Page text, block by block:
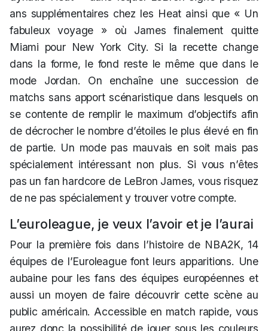
ans supplémentaires chez les Heat ainsi que « Un
fabuleux voyage » où James finalement quitte
Miami pour New York City. Si la recette change
dans la forme, le fond reste le même que dans le
mode Jordan. On enchaîne une succession de
matchs sans apport scénaristique dans lesquels on
se contente de remplir le maximum d’objectifs afin
de décrocher le nombre d’étoiles le plus élevé en fin
de partie. Un mode pas mauvais en soit mais pas
spécialement intéressant non plus. Si vous n’êtes
pas un fan hardcore de LeBron James, vous risquez
de ne pas spécialement y trouver votre compte.
L’euroleague, je veux l’avoir et je l’aurai
Pour la première fois dans l’histoire de NBA2K, 14
équipes de l’Euroleague font leurs apparitions. Une
aubaine pour les fans des équipes européennes et
aussi un moyen de faire découvrir cette scène au
public américain. Accessible en match rapide, vous
aurez donc la possibilité de jouer sous les couleurs